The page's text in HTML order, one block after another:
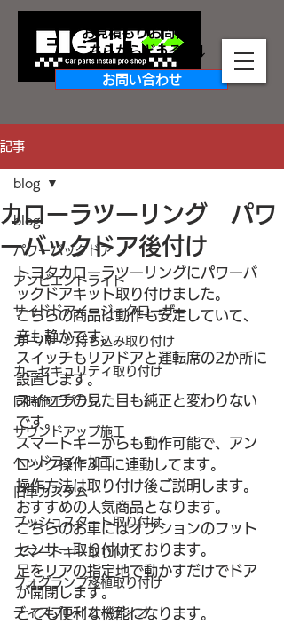
お見積もりお問合せ
​こちらからどうぞ↓↓
お問い合わせ
記事
blog
パワーバックドア
アンビエントライト
サイドドアイージークローザー
カーパーツ持ち込み取り付け
カーセキュリティ取り付け
同時施工プラン
サウンドアップ施工
ヘッドライト加工
旧車カスタム
プッシュスタート取り付け
スマートキー取り付け
フォグランプ移植取り付け
ディスプレイオーディオ
blog
カローラツーリング パワ
ーバックドア後付け
トヨタカローラツーリングにパワーバ
ックドアキット取り付けました。
こちらの商品は動作も安定していて、
音も静かです。
スイッチもリアドアと運転席の2か所に
設置します。
スイッチの見た目も純正と変わりない
です。
スマートキーからも動作可能で、アン
ロック操作3回に連動してます。
操作方法は取り付け後ご説明します。
おすすめの人気商品となります。
こちらのお車にはオプションのフット
センサー取り付けております。
足をリアの指定地で動かすだけでドア
が開閉します。
とても便利な機能になります。